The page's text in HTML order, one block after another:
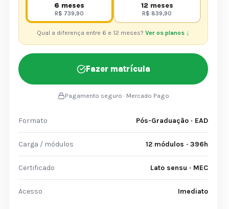
6 meses
R$ 739,90
12 meses
R$ 839,90
Qual a diferença entre 6 e 12 meses? Ver os planos ↓
Fazer matrícula
Pagamento seguro · Mercado Pago
Formato Pós-Graduação · EAD
Carga / módulos 12 módulos · 396h
Certificado Lato sensu · MEC
Acesso Imediato